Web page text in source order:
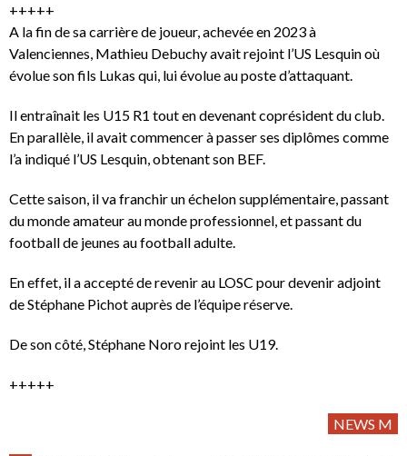
+++++
A la fin de sa carrière de joueur, achevée en 2023 à
Valenciennes, Mathieu Debuchy avait rejoint l’US Lesquin où
évolue son fils Lukas qui, lui évolue au poste d’attaquant.
Il entraînait les U15 R1 tout en devenant coprésident du club.
En parallèle, il avait commencer à passer ses diplômes comme
l’a indiqué l’US Lesquin, obtenant son BEF.
Cette saison, il va franchir un échelon supplémentaire, passant
du monde amateur au monde professionnel, et passant du
football de jeunes au football adulte.
En effet, il a accepté de revenir au LOSC pour devenir adjoint
de Stéphane Pichot auprès de l’équipe réserve.
De son côté, Stéphane Noro rejoint les U19.
+++++
NEWS M